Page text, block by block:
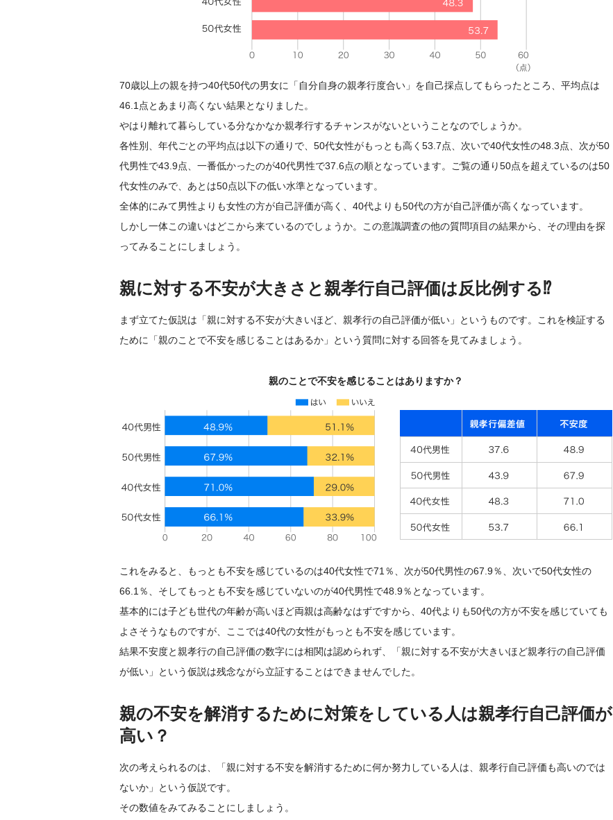
70歳以上の親を持つ40代50代の男女に「自分自身の親孝行度合い」を自己採点してもらったところ、平均点は
46.1点とあまり高くない結果となりました。
やはり離れて暮らしている分なかなか親孝行するチャンスがないということなのでしょうか。
各性別、年代ごとの平均点は以下の通りで、50代女性がもっとも高く53.7点、次いで40代女性の48.3点、次が50
代男性で43.9点、一番低かったのが40代男性で37.6点の順となっています。ご覧の通り50点を超えているのは50
代女性のみで、あとは50点以下の低い水準となっています。
全体的にみて男性よりも女性の方が自己評価が高く、40代よりも50代の方が自己評価が高くなっています。
しかし一体この違いはどこから来ているのでしょうか。この意識調査の他の質問項目の結果から、その理由を探
ってみることにしましょう。
親に対する不安が大きさと親孝行自己評価は反比例する⁉
まず立てた仮説は「親に対する不安が大きいほど、親孝行の自己評価が低い」というものです。これを検証する
ために「親のことで不安を感じることはあるか」という質問に対する回答を見てみましょう。
親のことで不安を感じることはありますか？
これをみると、もっとも不安を感じているのは40代女性で71％、次が50代男性の67.9％、次いで50代女性の
66.1％、そしてもっとも不安を感じていないのが40代男性で48.9％となっています。
基本的には子ども世代の年齢が高いほど両親は高齢なはずですから、40代よりも50代の方が不安を感じていても
よさそうなものですが、ここでは40代の女性がもっとも不安を感じています。
結果不安度と親孝行の自己評価の数字には相関は認められず、「親に対する不安が大きいほど親孝行の自己評価
が低い」という仮説は残念ながら立証することはできませんでした。
親の不安を解消するために対策をしている人は親孝行自己評価が
高い？
次の考えられるのは、「親に対する不安を解消するために何か努力している人は、親孝行自己評価も高いのでは
ないか」という仮説です。
その数値をみてみることにしましょう。